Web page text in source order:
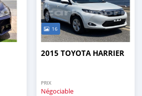
16
2015 TOYOTA HARRIER
PRIX
Négociable